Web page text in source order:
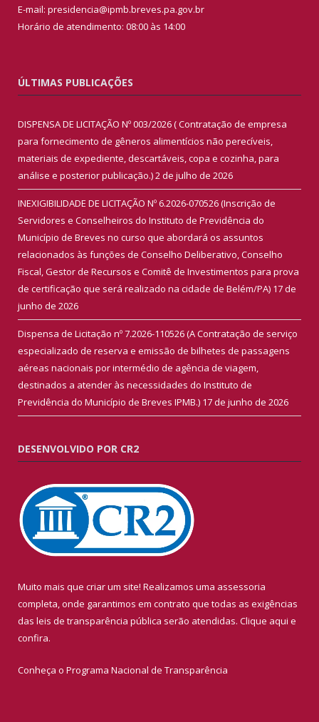
E-mail: presidencia@ipmb.breves.pa.gov.br
Horário de atendimento: 08:00 às 14:00
ÚLTIMAS PUBLICAÇÕES
DISPENSA DE LICITAÇÃO Nº 003/2026 ( Contratação de empresa
para fornecimento de gêneros alimentícios não perecíveis,
materiais de expediente, descartáveis, copa e cozinha, para
análise e posterior publicação.)2 de julho de 2026
INEXIGIBILIDADE DE LICITAÇÃO Nº 6.2026-070526 (Inscrição de
Servidores e Conselheiros do Instituto de Previdência do
Município de Breves no curso que abordará os assuntos
relacionados às funções de Conselho Deliberativo, Conselho
Fiscal, Gestor de Recursos e Comitê de Investimentos para prova
de certificação que será realizado na cidade de Belém/PA) 17 de
junho de 2026
Dispensa de Licitação nº 7.2026-110526 (A Contratação de serviço
especializado de reserva e emissão de bilhetes de passagens
aéreas nacionais por intermédio de agência de viagem,
destinados a atender às necessidades do Instituto de
Previdência do Município de Breves IPMB.) 17 de junho de 2026
DESENVOLVIDO POR CR2
Muito mais que criar um site! Realizamos uma assessoria
completa, onde garantimos em contrato que todas as exigências
das leis de transparência pública serão atendidas. Clique aqui e
confira.
Conheça o Programa Nacional de Transparência